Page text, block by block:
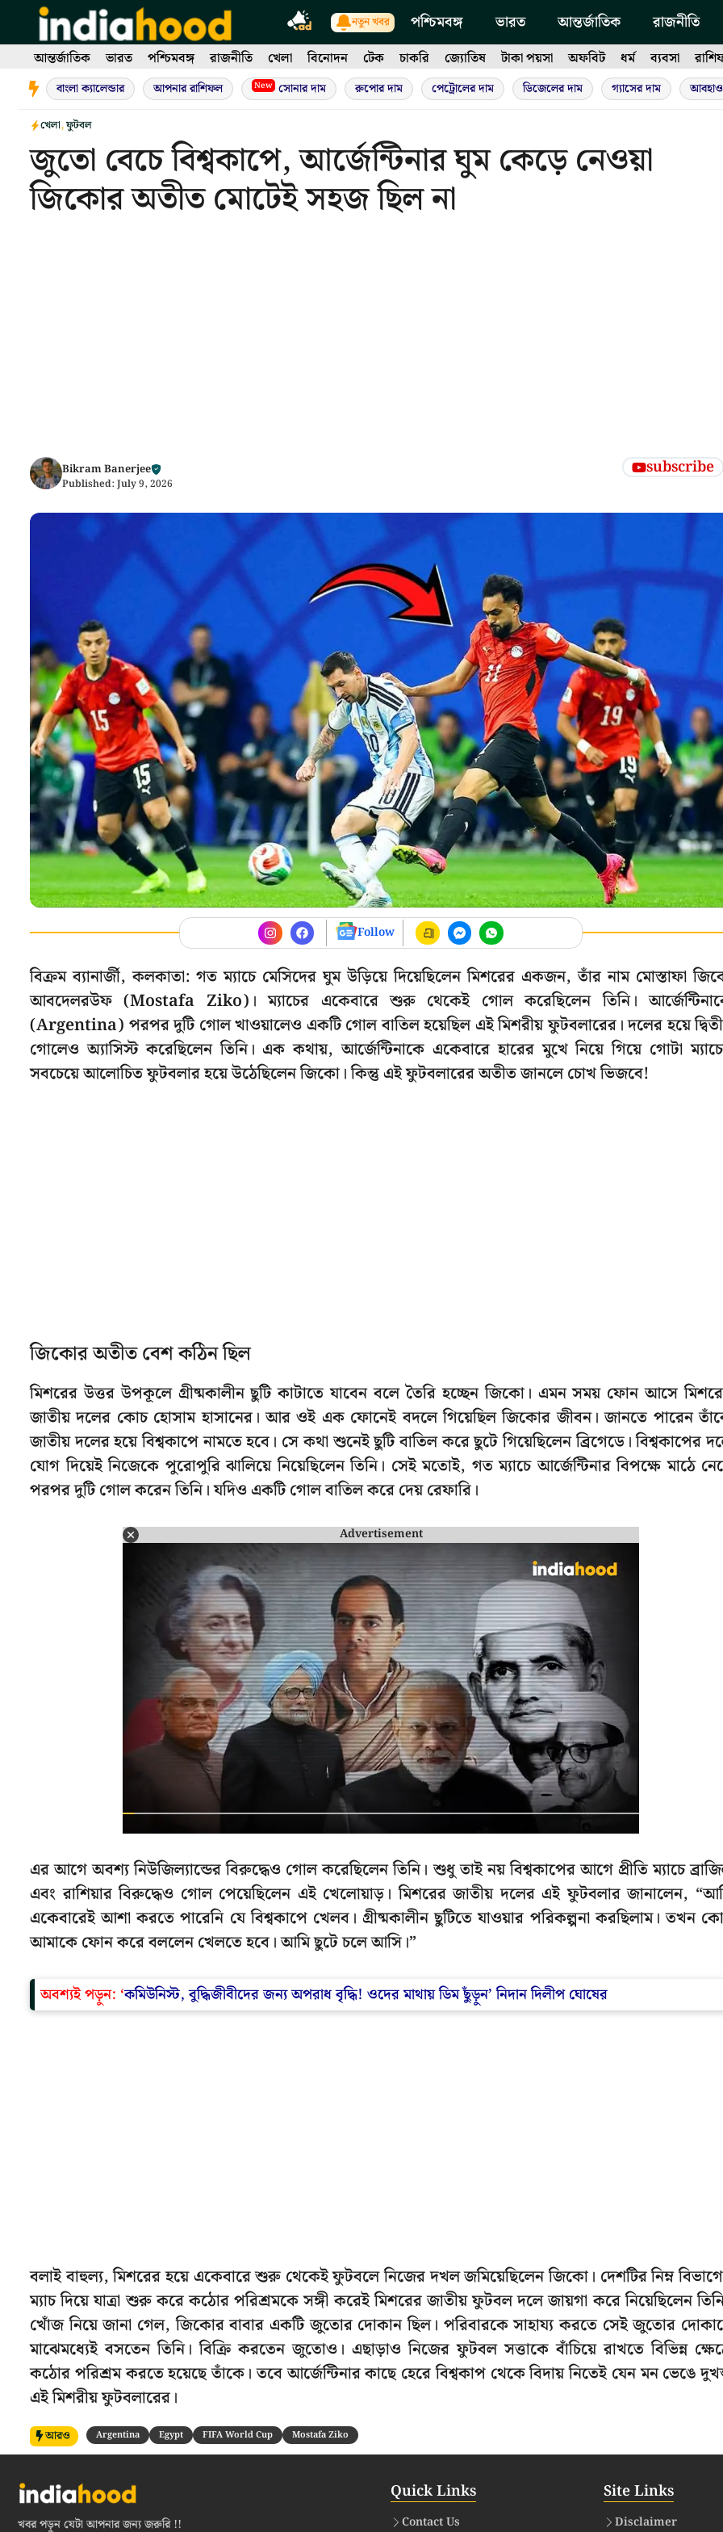
content
নতুন খবর পশ্চিমবঙ্গ ভারত আন্তর্জাতিক রাজনীতি
আন্তর্জাতিক ভারত পশ্চিমবঙ্গ রাজনীতি খেলা বিনোদন টেক চাকরি জ্যোতিষ টাকা পয়সা অফবিট ধর্ম ব্যবসা
বাংলা ক্যালেন্ডার আপনার রাশিফল New সোনার দাম রুপোর দাম পেট্রোলের দাম ডিজেলের দাম গ্যাসের দাম
খেলা,ফুটবল
জুতো বেচে বিশ্বকাপে, আর্জেন্টিনার ঘুম কেড়ে নেওয়া
জিকোর অতীত মোটেই সহজ ছিল না
Bikram Banerjee
Published: July 9, 2026
subscribe
Follow
বিক্রম ব্যানার্জী, কলকাতা: গত ম্যাচে মেসিদের ঘুম উড়িয়ে দিয়েছিলেন মিশরের একজন, তাঁর নাম মোস্তাফা
আবদেলরউফ (Mostafa Ziko)। ম্যাচের একেবারে শুরু থেকেই গোল করেছিলেন তিনি।
(Argentina) পরপর দুটি গোল খাওয়ালেও একটি গোল বাতিল হয়েছিল এই মিশরীয় ফুটবলারের। দলের হয়ে
গোলেও অ্যাসিস্ট করেছিলেন তিনি। এক কথায়, আর্জেন্টিনাকে একেবারে হারের মুখে নিয়ে গিয়ে গোটা
সবচেয়ে আলোচিত ফুটবলার হয়ে উঠেছিলেন জিকো। কিন্তু এই ফুটবলারের অতীত জানলে চোখ ভিজবে!
জিকোর অতীত বেশ কঠিন ছিল
মিশরের উত্তর উপকূলে গ্রীষ্মকালীন ছুটি কাটাতে যাবেন বলে তৈরি হচ্ছেন জিকো। এমন সময় ফোন আসে
জাতীয় দলের কোচ হোসাম হাসানের। আর ওই এক ফোনেই বদলে গিয়েছিল জিকোর জীবন। জানতে পারেন
জাতীয় দলের হয়ে বিশ্বকাপে নামতে হবে। সে কথা শুনেই ছুটি বাতিল করে ছুটে গিয়েছিলেন ব্রিগেডে। বিশ্বকাপের
যোগ দিয়েই নিজেকে পুরোপুরি ঝালিয়ে নিয়েছিলেন তিনি। সেই মতোই, গত ম্যাচে আর্জেন্টিনার বিপক্ষে মাঠে
পরপর দুটি গোল করেন তিনি। যদিও একটি গোল বাতিল করে দেয় রেফারি।
Advertisement
এর আগে অবশ্য নিউজিল্যান্ডের বিরুদ্ধেও গোল করেছিলেন তিনি। শুধু তাই নয় বিশ্বকাপের আগে প্রীতি ম্যাচে
এবং রাশিয়ার বিরুদ্ধেও গোল পেয়েছিলেন এই খেলোয়াড়। মিশরের জাতীয় দলের এই ফুটবলার জানালেন,
একেবারেই আশা করতে পারেনি যে বিশ্বকাপে খেলব। গ্রীষ্মকালীন ছুটিতে যাওয়ার পরিকল্পনা করছিলাম। তখন
আমাকে ফোন করে বললেন খেলতে হবে। আমি ছুটে চলে আসি।”
অবশ্যই পড়ুন: ‘কমিউনিস্ট, বুদ্ধিজীবীদের জন্য অপরাধ বৃদ্ধি! ওদের মাথায় ডিম ছুঁড়ুন’ নিদান দিলীপ ঘোষের
বলাই বাহুল্য, মিশরের হয়ে একেবারে শুরু থেকেই ফুটবলে নিজের দখল জমিয়েছিলেন জিকো। দেশটির নিম্ন
ম্যাচ দিয়ে যাত্রা শুরু করে কঠোর পরিশ্রমকে সঙ্গী করেই মিশরের জাতীয় ফুটবল দলে জায়গা করে নিয়েছিলেন
খোঁজ নিয়ে জানা গেল, জিকোর বাবার একটি জুতোর দোকান ছিল। পরিবারকে সাহায্য করতে সেই জুতোর
মাঝেমধ্যেই বসতেন তিনি। বিক্রি করতেন জুতোও। এছাড়াও নিজের ফুটবল সত্তাকে বাঁচিয়ে রাখতে বিভিন্ন
কঠোর পরিশ্রম করতে হয়েছে তাঁকে। তবে আর্জেন্টিনার কাছে হেরে বিশ্বকাপ থেকে বিদায় নিতেই যেন মন ভেঙে
এই মিশরীয় ফুটবলারের।
আরও Argentina Egypt FIFA World Cup Mostafa Ziko
খবর পড়ুন যেটা আপনার জন্য জরুরি !!
Quick Links
Contact Us
Site Links
Disclaimer